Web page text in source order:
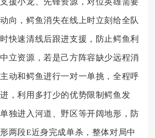
援小龙、先锋资源，对位英雄需要
向，鳄鱼消失在线上时立刻给全队
快速清线后跟进支援，防止鳄鱼利
立资源，若是己方阵容缺少远程消
动和鳄鱼进行一对一单挑，全程呼
，利用多打少的优势限制鳄鱼发
独进入河道、野区等开阔地形，防
两段E近身完成单杀，整体对局中